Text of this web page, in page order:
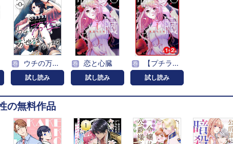
巻 ウチの万李がお世話になります［1話売り］
試し読み
巻 恋と心臓
試し読み
巻 【プチララ】恋と心臓
試し読み
の無料作品